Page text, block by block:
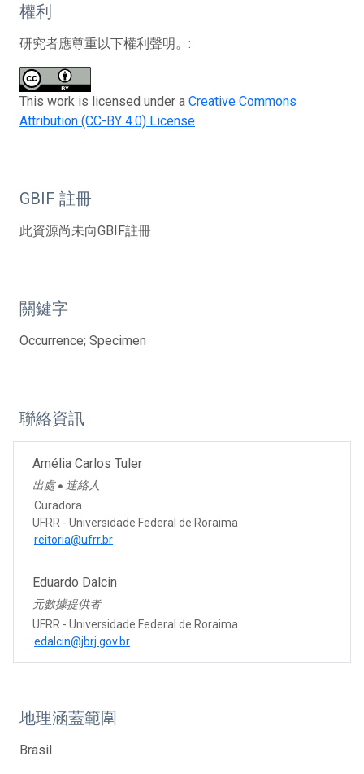
權利
研究者應尊重以下權利聲明。:
This work is licensed under a Creative Commons
Attribution (CC-BY 4.0) License.
GBIF 註冊
此資源尚未向GBIF註冊
關鍵字
Occurrence; Specimen
聯絡資訊
Amélia Carlos Tuler
出處 ● 連絡人
Curadora
UFRR - Universidade Federal de Roraima
reitoria@ufrr.br
Eduardo Dalcin
元數據提供者
UFRR - Universidade Federal de Roraima
edalcin@jbrj.gov.br
地理涵蓋範圍
Brasil